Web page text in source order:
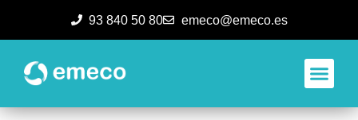
93 840 50 80 emeco@emeco.es